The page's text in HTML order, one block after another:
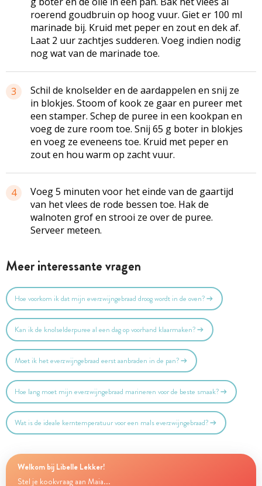
roerend goudbruin op hoog vuur. Giet er 100 ml
marinade bij. Kruid met peper en zout en dek af.
Laat 2 uur zachtjes sudderen. Voeg indien nodig
nog wat van de marinade toe.
3 Schil de knolselderen de aardappelen en snij ze
in blokjes. Stoom of kook ze gaar en pureer met
een stamper. Schep de puree in een kookpan en
voeg de zure room toe. Snij 65 g boter in blokjes
en voeg ze eveneens toe. Kruid met peper en
zout en hou warm op zacht vuur.
4
Voeg 5 minuten voor het einde van de gaartijd
van het vlees de rode bessen toe. Hak de
walnoten grof en strooi ze over de puree.
Serveer meteen.
Meer interessante vragen
Hoe voorkom ik dat mijn everzwijngebraad droog wordt in de oven?
Kan ik de knolselderpuree al een dag op voorhand klaarmaken?
Moet ik het everzwijngebraad eerst aanbraden in de pan?
Hoe lang moet mijn everzwijngebraad marineren voor de beste smaak?
Wat is de ideale kerntemperatuur voor een mals everzwijngebraad?
Welkom bij Libelle Lekker!
Stel je kookvraag aan Maia...